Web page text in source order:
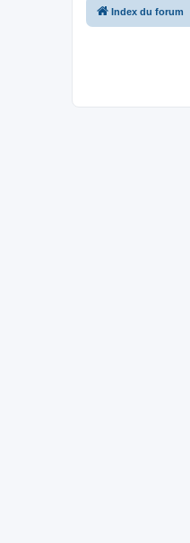
Index du forum